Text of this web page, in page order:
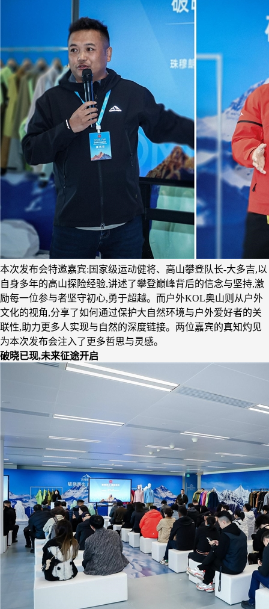
本次发布会特邀嘉宾:国家级运动健将、高山攀登队长-大多吉,以
自身多年的高山探险经验,讲述了攀登巅峰背后的信念与坚持,激
励每一位参与者坚守初心,勇于超越。而户外KOL奥山则从户外
文化的视角,分享了如何通过保护大自然环境与户外爱好者的关
联性,助力更多人实现与自然的深度链接。两位嘉宾的真知灼见
为本次发布会注入了更多哲思与灵感。
破晓已现,未来征途开启